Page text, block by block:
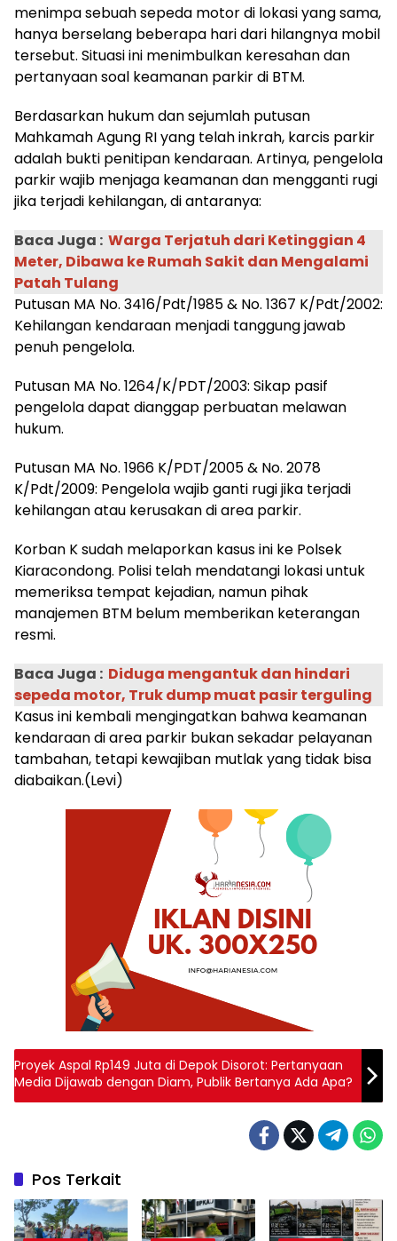
menimpa sebuah sepeda motor di lokasi yang sama,
hanya berselang beberapa hari dari hilangnya mobil
tersebut. Situasi ini menimbulkan keresahan dan
pertanyaan soal keamanan parkir di BTM.
Berdasarkan hukum dan sejumlah putusan
Mahkamah Agung RI yang telah inkrah, karcis parkir
adalah bukti penitipan kendaraan. Artinya, pengelola
parkir wajib menjaga keamanan dan mengganti rugi
jika terjadi kehilangan, di antaranya:
Baca Juga : Warga Terjatuh dari Ketinggian 4
Meter, Dibawa ke Rumah Sakit dan Mengalami
Patah Tulang
Putusan MA No. 3416/Pdt/1985 & No. 1367 K/Pdt/2002:
Kehilangan kendaraan menjadi tanggung jawab
penuh pengelola.
Putusan MA No. 1264/K/PDT/2003: Sikap pasif
pengelola dapat dianggap perbuatan melawan
hukum.
Putusan MA No. 1966 K/PDT/2005 & No. 2078
K/Pdt/2009: Pengelola wajib ganti rugi jika terjadi
kehilangan atau kerusakan di area parkir.
Korban K sudah melaporkan kasus ini ke Polsek
Kiaracondong. Polisi telah mendatangi lokasi untuk
memeriksa tempat kejadian, namun pihak
manajemen BTM belum memberikan keterangan
resmi.
Baca Juga : Diduga mengantuk dan hindari
sepeda motor, Truk dump muat pasir terguling
Kasus ini kembali mengingatkan bahwa keamanan
kendaraan di area parkir bukan sekadar pelayanan
tambahan, tetapi kewajiban mutlak yang tidak bisa
diabaikan.(Levi)
Proyek Aspal Rp149 Juta di Depok Disorot: Pertanyaan
Media Dijawab dengan Diam, Publik Bertanya Ada Apa?
Pos Terkait